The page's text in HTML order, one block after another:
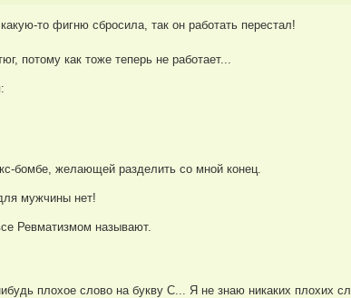
то фигню сбросила, так он работать перестал!
потому как тоже теперь не работает...
бомбе, желающей разделить со мной конец.
мужчины нет!
Ревматизмом называют.
плохое слово на букву С... Я не знаю никаких плохих